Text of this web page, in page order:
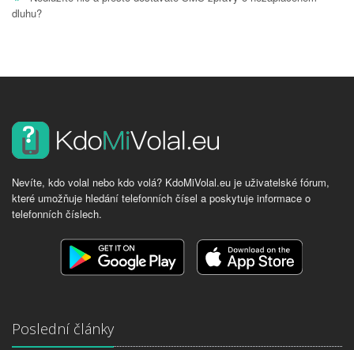
dluhu?
Nevíte, kdo volal nebo kdo volá? KdoMiVolal.eu je uživatelské fórum,
které umožňuje hledání telefonních čísel a poskytuje informace o
telefonních číslech.
Poslední články